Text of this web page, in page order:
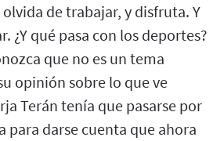
de trabajar, y disfruta. Y
¿Y qué pasa con los deportes?
que no es un tema
opinión sobre lo que ve
Terán tenía que pasarse por
para darse cuenta que ahora